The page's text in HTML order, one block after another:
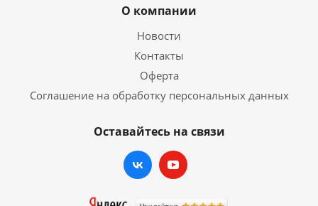
О компании
Новости
Контакты
Оферта
Соглашение на обработку персональных данных
Оставайтесь на связи